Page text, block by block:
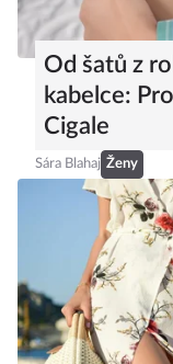
Od šatů z
kabelce:
Cigale
Sára Blahaj Ženy